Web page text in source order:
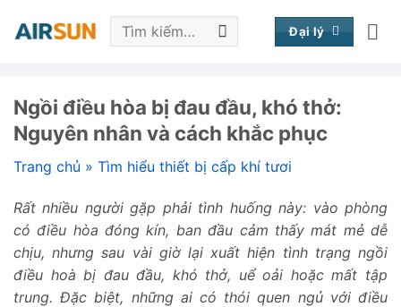
qua
Tìm
kiếm:
Đại lý
Ngồi điều hòa bị đau đầu, khó thở:
Nguyên nhân và cách khắc phục
Trang chủ » Tìm hiểu thiết bị cấp khí tươi
Rất nhiều người gặp phải tình huống này: vào phòng
có điều hòa đóng kín, ban đầu cảm thấy mát mẻ dễ
chịu, nhưng sau vài giờ lại xuất hiện tình trạng ngồi
điều hoà bị đau đầu, khó thở, uể oải hoặc mất tập
trung. Đặc biệt, những ai có thói quen ngủ với điều